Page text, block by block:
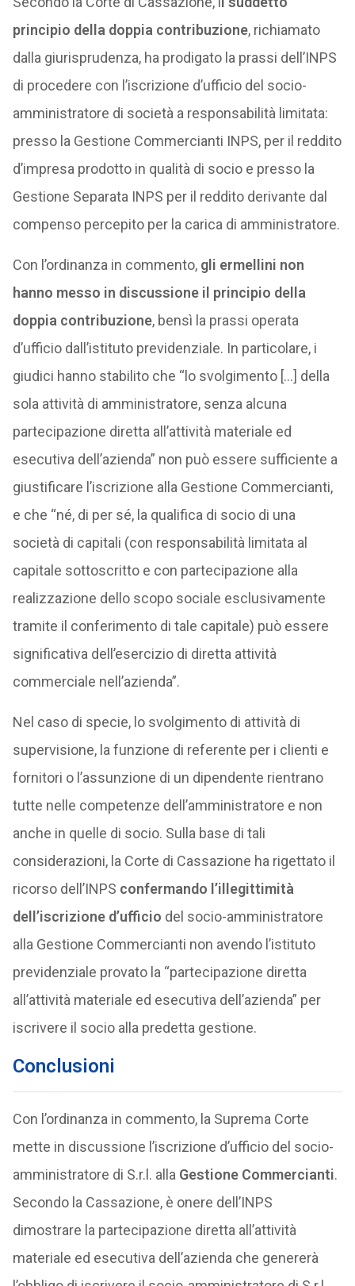
principio della doppia contribuzione, richiamato
dalla giurisprudenza, ha prodigato la prassi dell’INPS
di procedere con l’iscrizione d’ufficio del socio-
amministratore di società a responsabilità limitata:
presso la Gestione Commercianti INPS, per il reddito
d’impresa prodotto in qualità di socio e presso la
Gestione Separata INPS per il reddito derivante dal
compenso percepito per la carica di amministratore.
Con l’ordinanza in commento, gli ermellini non
hanno messo in discussione il principio della
doppia contribuzione, bensì la prassi operata
d’ufficio dall’istituto previdenziale. In particolare, i
giudici hanno stabilito che “lo svolgimento […] della
sola attività di amministratore, senza alcuna
partecipazione diretta all’attività materiale ed
esecutiva dell’azienda” non può essere sufficiente a
giustificare l’iscrizione alla Gestione Commercianti,
e che “né, di per sé, la qualifica di socio di una
società di capitali (con responsabilità limitata al
capitale sottoscritto e con partecipazione alla
realizzazione dello scopo sociale esclusivamente
tramite il conferimento di tale capitale) può essere
significativa dell’esercizio di diretta attività
commerciale nell’azienda”.
Nel caso di specie, lo svolgimento di attività di
supervisione, la funzione di referente per i clienti e
fornitori o l’assunzione di un dipendente rientrano
tutte nelle competenze dell’amministratore e non
anche in quelle di socio. Sulla base di tali
considerazioni, la Corte di Cassazione ha rigettato il
ricorso dell’INPS confermando l’illegittimità
dell’iscrizione d’ufficio del socio-amministratore
alla Gestione Commercianti non avendo l’istituto
previdenziale provato la “partecipazione diretta
all’attività materiale ed esecutiva dell’azienda” per
iscrivere il socio alla predetta gestione.
Conclusioni
Con l’ordinanza in commento, la Suprema Corte
mette in discussione l’iscrizione d’ufficio del socio-
amministratore di S.r.l. alla Gestione Commercianti.
Secondo la Cassazione, è onere dell’INPS
dimostrare la partecipazione diretta all’attività
materiale ed esecutiva dell’azienda che genererà